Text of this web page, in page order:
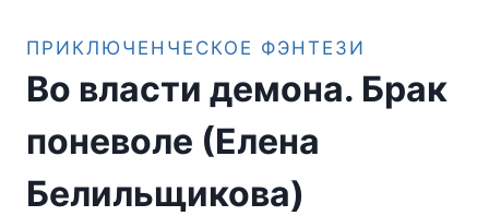
ПРИКЛЮЧЕНЧЕСКОЕ ФЭНТЕЗИ
Во власти демона. Брак
поневоле (Елена
Белильщикова)